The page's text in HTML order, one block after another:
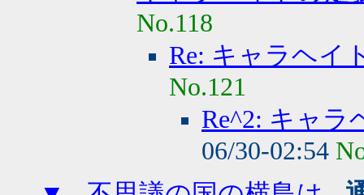
No.118
Re: キャラヘイ
No.121
Re^2: キャラ
06/30-02:54